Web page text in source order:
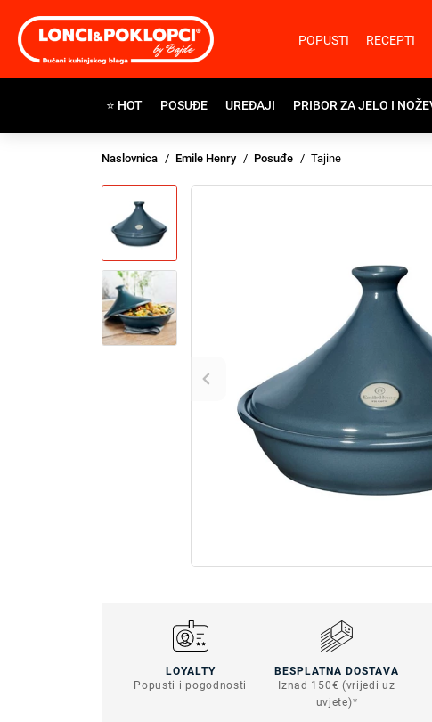
POPUSTI RECEPTI
⭐ HOT POSUĐE UREĐAJI PRIBOR ZA JELO I
Naslovnica Emile Henry Posuđe Tajine
LOYALTY
Popusti i pogodnosti
BESPLATNA DOSTAVA
Iznad 150€ (vrijedi uz
uvjete)*